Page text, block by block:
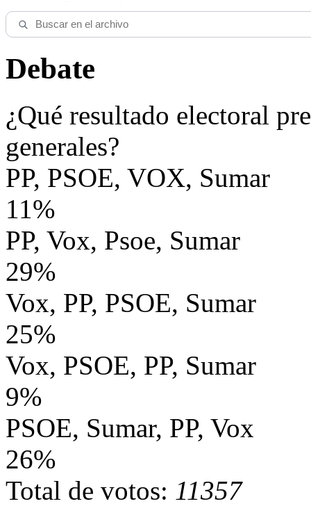
Debate
¿Qué resultado electoral
generales?
PP, PSOE, VOX, Sumar
11%
PP, Vox, Psoe, Sumar
29%
Vox, PP, PSOE, Sumar
25%
Vox, PSOE, PP, Sumar
9%
PSOE, Sumar, PP, Vox
26%
Total de votos: 11357